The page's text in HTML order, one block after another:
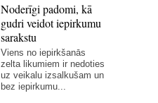
Noderīgi padomi, kā
gudri veidot iepirkumu
sarakstu
Viens no iepirkšanās
zelta likumiem ir nedoties
uz veikalu izsalkušam un
bez iepirkumu...